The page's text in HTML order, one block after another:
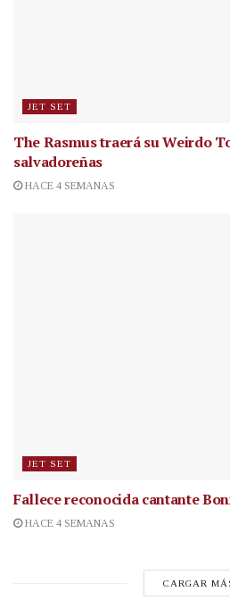
JET SET
The Rasmus traerá su Weirdo
salvadoreñas
HACE 4 SEMANAS
JET SET
Fallece reconocida cantante
HACE 4 SEMANAS
CARGAR